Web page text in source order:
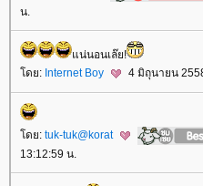
น.
น่นอนเล๊ย!
ดย: Internet Boy 4 มิถุนายน
ดย: tuk-tuk@korat
13:12:59 น.